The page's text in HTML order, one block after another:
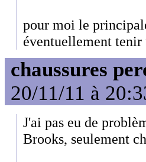
pour moi le
éventuellement
chaussures
20/11/11 à
J'ai pas eu de
Brooks, seulement